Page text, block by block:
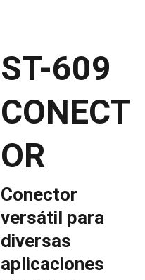
ST-609
CONECT
OR
Conector
versátil para
diversas
aplicaciones